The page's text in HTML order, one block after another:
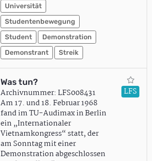
Universität
Studentenbewegung
Student
Demonstration
Demonstrant
Streik
Was tun?
Archivnummer: LFS008431
Am 17. und 18. Februar 1968
fand im TU-Audimax in Berlin
ein „Internationaler
Vietnamkongress“ statt, der
am Sonntag mit einer
Demonstration abgeschlossen
LFS